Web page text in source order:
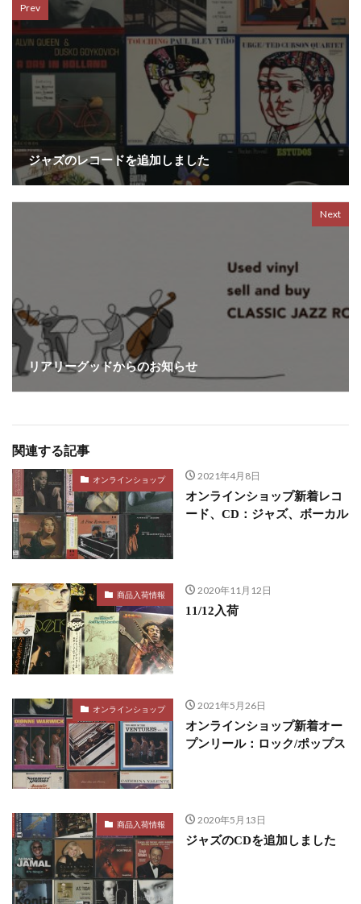
Prev
ジャズのレコードを追加しました
Next
リアリーグッドからのお知らせ
関連する記事
オンラインショップ 2021年4月8日
オンラインショップ新着レコ
ード、CD：ジャズ、ボーカル
商品入荷情報 2020年11月12日
11/12入荷
オンラインショップ 2021年5月26日
オンラインショップ新着オー
プンリール：ロック/ポップス
商品入荷情報 2020年5月13日
ジャズのCDを追加しました